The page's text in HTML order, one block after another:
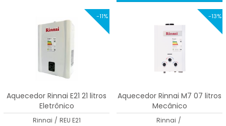
-11%
Aquecedor Rinnai E21 21 litros
Eletrônico
Rinnai / REU E21
-13%
Aquecedor Rinnai M7 07 litros
Mecânico
Rinnai /